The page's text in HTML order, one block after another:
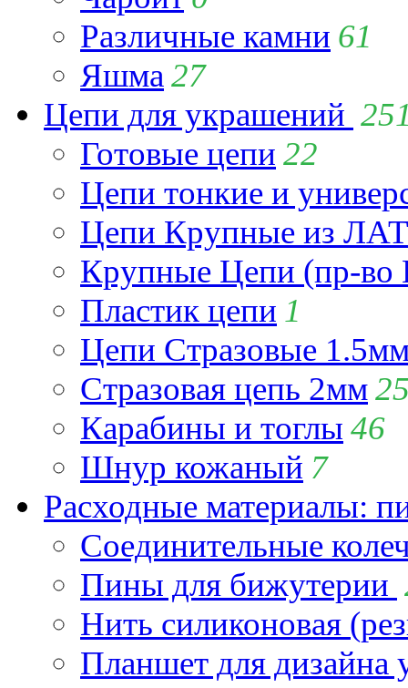
Различные камни 61
Яшма 27
Цепи для украшений
Готовые цепи 22
Цепи тонкие и
Цепи Крупные из
Крупные Цепи (пр-во
Пластик цепи 1
Цепи Стразовые
Стразовая цепь 2мм
Карабины и тоглы 46
Шнур кожаный 7
Расходные материалы:
Соединительные
Пины для бижутерии
Нить силиконовая
Планшет для